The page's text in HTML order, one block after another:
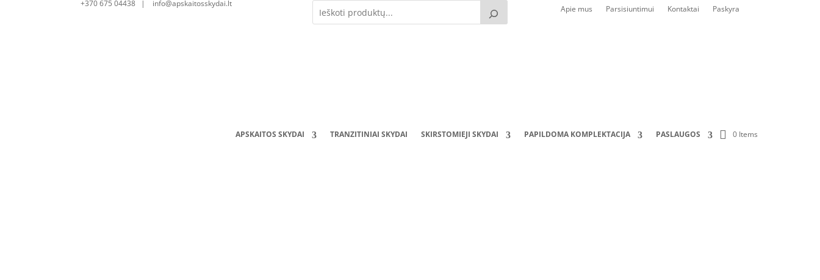
+370 675 04438 | info@apskaitosskydai.lt
Apie mus Parsisiuntimui Kontaktai Paskyra
APSKAITOS SKYDAI TRANZITINIAI SKYDAI SKIRSTOMIEJI SKYDAI PAPILDOMA KOMPLEKTACIJA PASLAUGOS 0 Items